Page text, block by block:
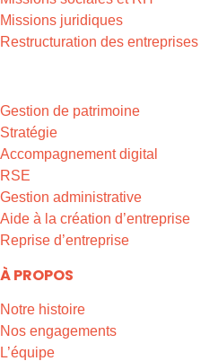
Missions juridiques
Restructuration des entreprises
Gestion de patrimoine
Stratégie
Accompagnement digital
RSE
Gestion administrative
Aide à la création d’entreprise
Reprise d’entreprise
À PROPOS
Notre histoire
Nos engagements
L’équipe